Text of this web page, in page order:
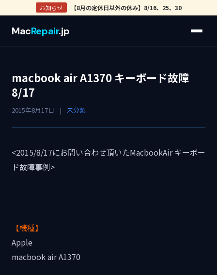
お知らせ 【8月の定休日以外の休み】8/16、25、30
MacRepair.jp
macbook air A1370 キーボード故障
8/17
2015年8月17日 | 未分類
<2015/8/17にお問い合わせ頂いたMacbookAir キーボー
ド故障事例>
【機種】
Apple
macbook air A1370